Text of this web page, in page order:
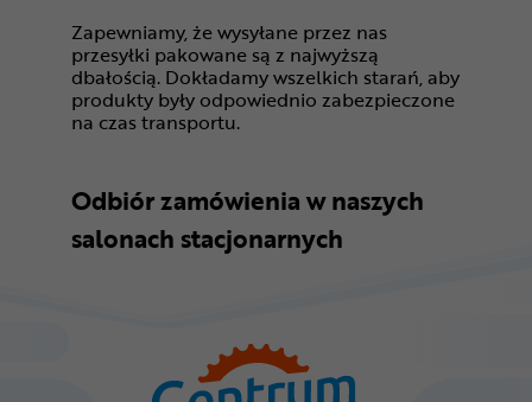
Zapewniamy, że wysyłane przez nas
przesyłki pakowane są z najwyższą
dbałością. Dokładamy wszelkich starań, aby
produkty były odpowiednio zabezpieczone
na czas transportu.
Odbiór zamówienia w naszych
salonach stacjonarnych